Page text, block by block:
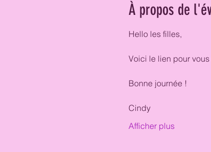
À propos de
Hello les filles,
Voici le lien pour
Bonne journée !
Cindy
Afficher plus